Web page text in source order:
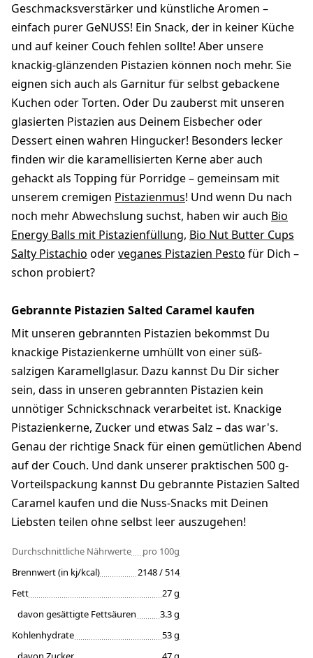
Geschmacksverstärker und künstliche Aromen –
einfach purer GeNUSS! Ein Snack, der in keiner Küche
und auf keiner Couch fehlen sollte! Aber unsere
knackig-glänzenden Pistazien können noch mehr. Sie
eignen sich auch als Garnitur für selbst gebackene
Kuchen oder Torten. Oder Du zauberst mit unseren
glasierten Pistazien aus Deinem Eisbecher oder
Dessert einen wahren Hingucker! Besonders lecker
finden wir die karamellisierten Kerne aber auch
gehackt als Topping für Porridge – gemeinsam mit
unserem cremigen Pistazienmus! Und wenn Du nach
noch mehr Abwechslung suchst, haben wir auch Bio
Energy Balls mit Pistazienfüllung, Bio Nut Butter Cups
Salty Pistachio oderveganes Pistazien Pesto für Dich –
schon probiert?
Gebrannte Pistazien Salted Caramel kaufen
Mit unseren gebrannten Pistazien bekommst Du
knackige Pistazienkerne umhüllt von einer süß-
salzigen Karamellglasur. Dazu kannst Du Dir sicher
sein, dass in unseren gebrannten Pistazien kein
unnötiger Schnickschnack verarbeitet ist. Knackige
Pistazienkerne, Zucker und etwas Salz – das war's.
Genau der richtige Snack für einen gemütlichen Abend
auf der Couch. Und dank unserer praktischen 500 g-
Vorteilspackung kannst Du gebrannte Pistazien Salted
Caramel kaufen und die Nuss-Snacks mit Deinen
Liebsten teilen ohne selbst leer auszugehen!
Durchschnittliche Nährwerte
pro 100g
Brennwert (in kj/kcal)
2148 / 514
Fett
27 g
davon gesättigte Fettsäuren
3.3 g
Kohlenhydrate
53 g